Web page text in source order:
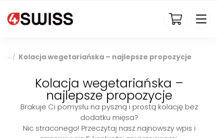
4swiss.pl
/ Kolacja wegetariańska – najlepsze propozycje
Kolacja wegetariańska –
najlepsze propozycje
Brakuje Ci pomysłu na pyszną i prostą kolację bez
dodatku mięsa?
Nic straconego! Przeczytaj nasz najnowszy wpis i